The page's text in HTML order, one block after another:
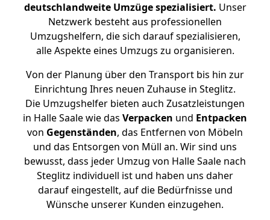
deutschlandweite Umzüge spezialisiert. Unser
Netzwerk besteht aus professionellen
Umzugshelfern, die sich darauf spezialisieren,
alle Aspekte eines Umzugs zu organisieren.
Von der Planung über den Transport bis hin zur
Einrichtung Ihres neuen Zuhause in Steglitz.
Die Umzugshelfer bieten auch Zusatzleistungen
in Halle Saale wie das Verpacken und Entpacken
von Gegenständen, das Entfernen von Möbeln
und das Entsorgen von Müll an. Wir sind uns
bewusst, dass jeder Umzug von Halle Saale nach
Steglitz individuell ist und haben uns daher
darauf eingestellt, auf die Bedürfnisse und
Wünsche unserer Kunden einzugehen.